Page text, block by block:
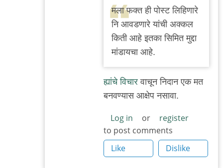
reply
to
अभिनय
होता.
अजो१२३
मला फक्त ही पोस्ट लिहिणारे
नि आवडणारे यांची अक्कल
किती आहे इतका सिमित मुद्दा
मांडायचा आहे.
ह्यांचे विचार वाचून निदान एक मत
बनवण्यास आक्षेप नसावा.
Log in or
register
to post comments
Like
Dislike